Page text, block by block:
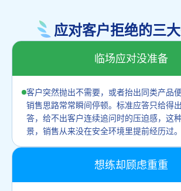
应对客户拒绝的三
临场应对没准备
客户突然抛出不需要，或者抬出同类产品
销售思路常常瞬间停顿。标准应答只给得
答，给不出客户连续追问时的压迫感，这
景，销售从来没在安全环境里提前经历过。
想练却顾虑重重